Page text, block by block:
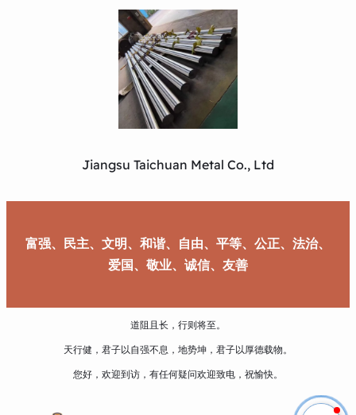
Jiangsu Taichuan Metal Co., Ltd
富强、民主、文明、和谐、自由、平等、公正、法治、
爱国、敬业、诚信、友善
道阻且长，行则将至。
天行健，君子以自强不息，地势坤，君子以厚德载物。
您好，欢迎到访，有任何疑问欢迎致电，祝愉快。